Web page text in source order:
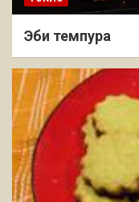
Эби темпура